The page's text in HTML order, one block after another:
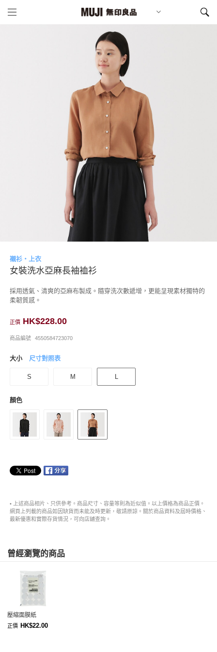
襯衫・上衣
女裝洗水亞麻長袖裇衫
採用透氣、清爽的亞麻布製成。隨穿洗次數遞增，更能呈現素材獨特的
柔韌質感。
正價 HK$228.00
商品編號 4550584723070
大小 尺寸對照表
S M L
顏色
• 上述商品相片、只供參考。商品尺寸、容量等則為近似值。以上價格為商品正價。
網頁上列載的商品如因缺貨而未能及時更新，敬請原諒。關於商品資料及屆時價格、
最新優惠和實際存貨情況，可向店舖查詢。
曾經瀏覽的商品
壓縮面膜紙
正價 HK$22.00